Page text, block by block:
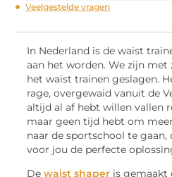
Veelgestelde vragen
In Nederland is de waist
aan het worden. We zijn met
het waist trainen geslagen.
rage, overgewaid vanuit de
altijd al af hebt willen vallen
maar geen tijd hebt om
naar de sportschool te gaan,
voor jou de perfecte
Dewaist shaper is gemaakt